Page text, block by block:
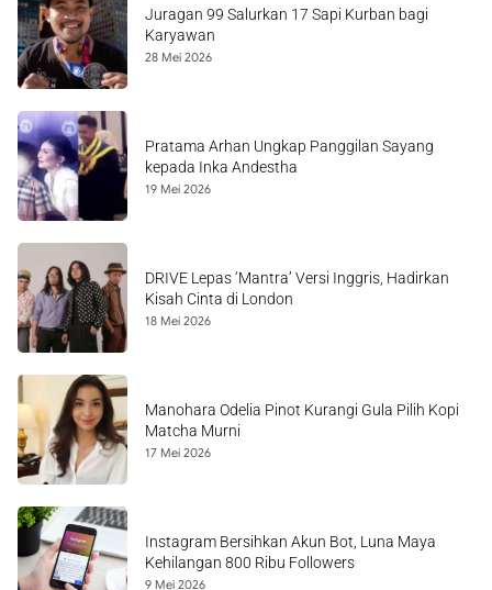
Juragan 99 Salurkan 17 Sapi Kurban bagi
Karyawan
28 Mei 2026
Pratama Arhan Ungkap Panggilan Sayang
kepada Inka Andestha
19 Mei 2026
DRIVE Lepas ‘Mantra’ Versi Inggris, Hadirkan
Kisah Cinta di London
18 Mei 2026
Manohara Odelia Pinot Kurangi Gula Pilih Kopi
Matcha Murni
17 Mei 2026
Instagram Bersihkan Akun Bot, Luna Maya
Kehilangan 800 Ribu Followers
9 Mei 2026